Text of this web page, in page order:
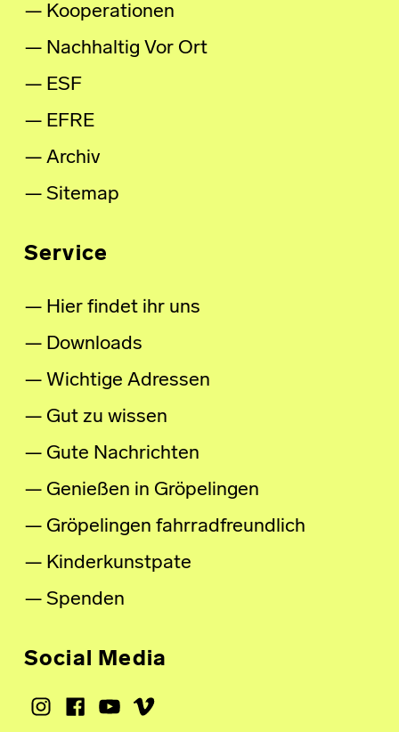
Kooperationen
Nachhaltig Vor Ort
ESF
EFRE
Archiv
Sitemap
Service
Hier findet ihr uns
Downloads
Wichtige Adressen
Gut zu wissen
Gute Nachrichten
Genießen in Gröpelingen
Gröpelingen fahrradfreundlich
Kinderkunstpate
Spenden
Social Media
Instagram
Facebook
Youtube
Vimeo